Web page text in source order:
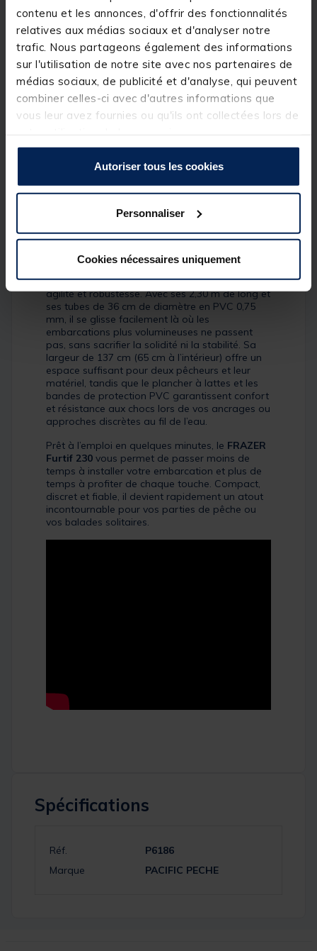
contenu et les annonces, d'offrir des fonctionnalités
relatives aux médias sociaux et d'analyser notre
trafic. Nous partageons également des informations
sur l'utilisation de notre site avec nos partenaires de
médias sociaux, de publicité et d'analyse, qui peuvent
combiner celles-ci avec d'autres informations que
vous leur avez fournies ou qu'ils ont collectées lors de
Autoriser tous les cookies
Personnaliser
Cookies nécessaires uniquement
Bateau Pneumatique FRAZER Furtif
Réference produit : 239520-1
Quantité: 1
Description
Conçu pour les plans d’eau étroits et les coin‐
coins de rivière, leFRAZER Furtif 230allie
agilité et robustesse. Avec ses 2,30 m de long et
ses tubes de 36 cm de diamètre en PVC 0,75
mm, il se glisse facilement là où les
embarcations plus volumineuses ne passent
pas, sans sacrifier la solidité ni la stabilité. Sa
largeur de 137 cm (65 cm à l’intérieur) offre un
espace suffisant pour deux pêcheurs et leur
matériel, tandis que le plancher à lattes et les
bandes de protection PVC garantissent confort
et résistance aux chocs lors de vos ancrages ou
approches discrètes au fil de l’eau.
Prêt à l’emploi en quelques minutes, le FRAZER
Furtif 230 vous permet de passer moins de
temps à installer votre embarcation et plus de
temps à profiter de chaque touche. Compact,
discret et fiable, il devient rapidement un atout
incontournable pour vos parties de pêche ou
vos balades solitaires.
Spécifications
Réf.
P6186
Marque
PACIFIC PECHE